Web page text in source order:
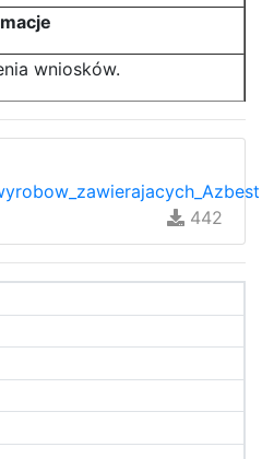
wniosków.
442